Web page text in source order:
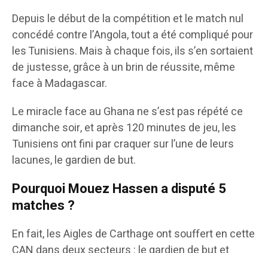
Depuis le début de la compétition et le match nul
concédé contre l’Angola, tout a été compliqué pour
les Tunisiens. Mais à chaque fois, ils s’en sortaient
de justesse, grâce à un brin de réussite, même
face à Madagascar.
Le miracle face au Ghana ne s’est pas répété ce
dimanche soir, et après 120 minutes de jeu, les
Tunisiens ont fini par craquer sur l’une de leurs
lacunes, le gardien de but.
Pourquoi Mouez Hassen a disputé 5
matches ?
En fait, les Aigles de Carthage ont souffert en cette